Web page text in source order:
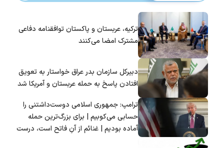
ترکیه، عربستان و پاکستان توافقنامه دفاعی
مشترک امضا می‌کنند
دبیرکل سازمان بدر عراق خواستار به تعویق
افتادن پاسخ به حمله عربستان و آمریکا شد
ترامپ: جمهوری اسلامی دوست‌داشتنی را
حسابی می‌کوبیم | برای بزرگ‌ترین حمله
آماده بودیم | غنائم از آنِ فاتح است، درست